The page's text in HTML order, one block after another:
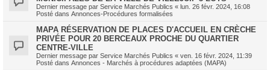
Dernier message par Service Marchés Publics « lun. 26 févr. 2024, 16:08
Posté dans Annonces-Procédures formalisées
MAPA RÉSERVATION DE PLACES D'ACCUEIL EN CRÈCHE
PRIVÉE POUR 20 BERCEAUX PROCHE DU QUARTIER
CENTRE-VILLE
Dernier message par Service Marchés Publics « ven. 16 févr. 2024, 11:39
Posté dans Annonces - Marchés à procédures adaptées (MAPA)